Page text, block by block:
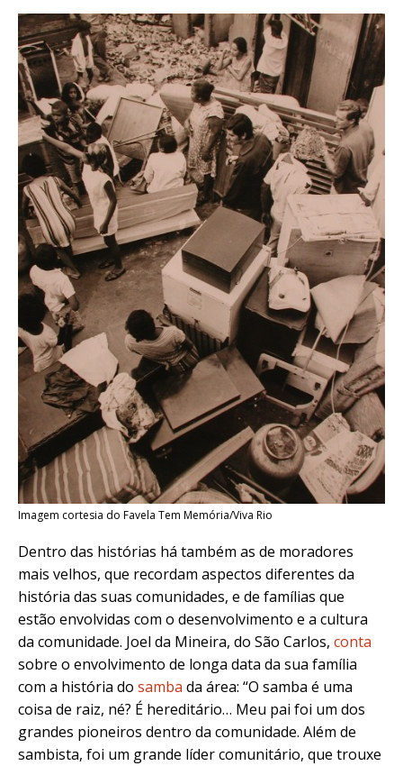
Imagem cortesia do Favela Tem Memória/Viva Rio
Dentro das histórias há também as de moradores
mais velhos, que recordam aspectos diferentes da
história das suas comunidades, e de famílias que
estão envolvidas com o desenvolvimento e a cultura
da comunidade. Joel da Mineira, do São Carlos, conta
sobre o envolvimento de longa data da sua família
com a história do samba da área: “O samba é uma
coisa de raiz, né? É hereditário… Meu pai foi um dos
grandes pioneiros dentro da comunidade. Além de
sambista, foi um grande líder comunitário, que trouxe